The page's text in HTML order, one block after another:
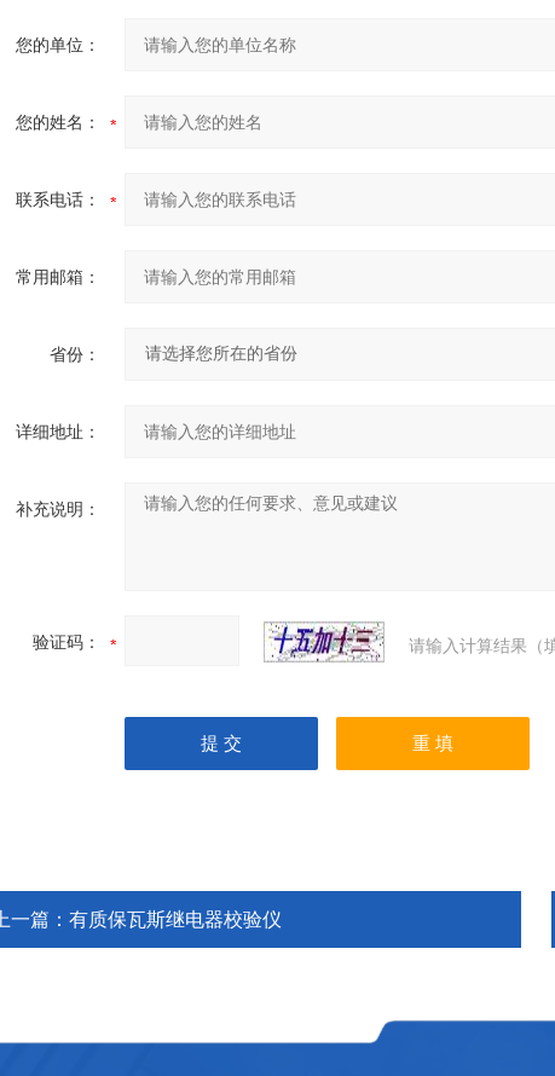
您的单位：
您的姓名：
联系电话：
常用邮箱：
省份：
详细地址：
补充说明：
验证码： 请输入计算结果（
上一篇： 有质保瓦斯继电器校验仪